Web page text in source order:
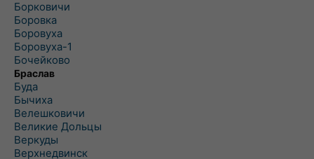
Борковичи
Боровка
Боровуха
Боровуха-1
Бочейково
Браслав
Буда
Бычиха
Велешковичи
Великие Дольцы
Веркуды
Верхнедвинск